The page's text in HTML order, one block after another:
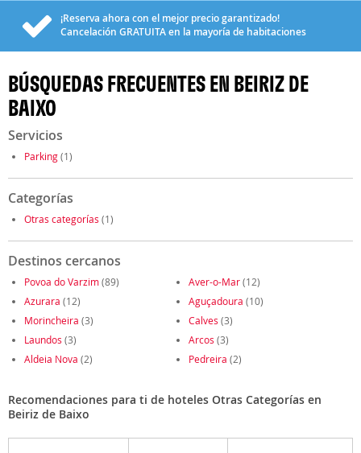
¡Reserva ahora con el mejor precio garantizado!
Cancelación GRATUITAen la mayoría de habitaciones
BÚSQUEDAS FRECUENTES EN BEIRIZ DE
BAIXO
Servicios
Parking(1)
Categorías
Otras categorías (1)
Destinos cercanos
Povoa do Varzim(89) Aver-o-Mar(12)
Azurara (12) Aguçadoura (10)
Morincheira (3) Calves (3)
Laundos (3) Arcos (3)
Aldeia Nova (2) Pedreira (2)
Recomendaciones para ti de hoteles Otras Categorías en
Beiriz de Baixo